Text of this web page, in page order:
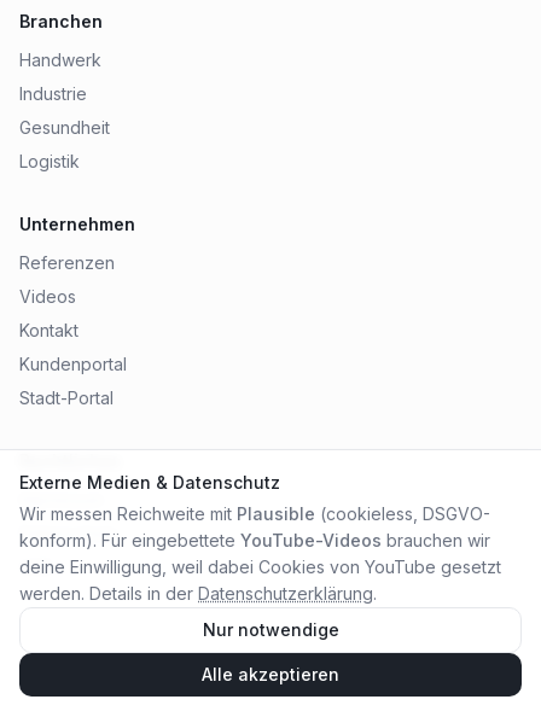
Branchen
Handwerk
Industrie
Gesundheit
Logistik
Unternehmen
Referenzen
Videos
Kontakt
Kundenportal
Stadt-Portal
Datenschutz
AGB
City Online Medien OHG . Alle Rechte vorbehalten.
Externe Medien & Datenschutz
Wir messen Reichweite mit Plausible (cookieless, DSGVO-
konform). Für eingebettete YouTube-Videos brauchen wir
deine Einwilligung, weil dabei Cookies von YouTube gesetzt
werden. Details in der Datenschutzerklärung.
Nur notwendige
Alle akzeptieren